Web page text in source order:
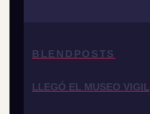
BLENDPOSTS
LLEGÓ EL MUSEO VIGIL